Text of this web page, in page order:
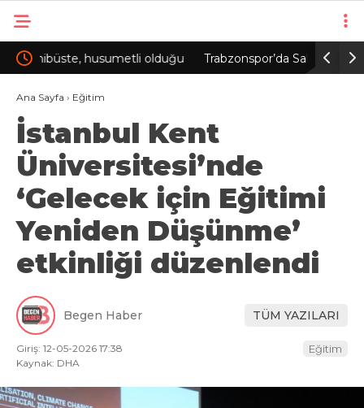
Trabzonspor’da Salah etkisi; kombinede tarihi
rekor
Bakan
Ana Sayfa › Eğitim
İstanbul Kent
Üniversitesi’nde
‘Gelecek için Eğitimi
Yeniden Düşünme’
etkinliği düzenlendi
Begen Haber TÜM YAZILARI
Giriş: 12-05-2026 17:38
Kaynak: DHA
Eğitim